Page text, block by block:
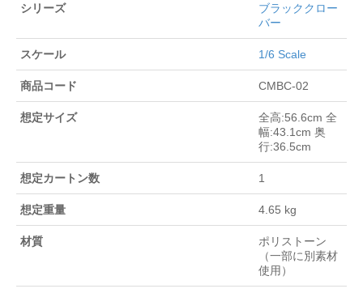
シリーズ
ブラッククロー
バー
スケール 1/6 Scale
商品コード CMBC-02
想定サイズ
全高:56.6cm 全
幅:43.1cm 奥
行:36.5cm
想定カートン数 1
想定重量 4.65 kg
材質
ポリストーン
（一部に別素材
使用）